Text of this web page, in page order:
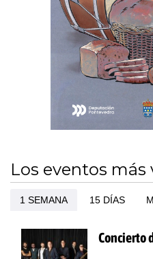
Los eventos más
1 SEMANA 15 DÍAS
Concierto